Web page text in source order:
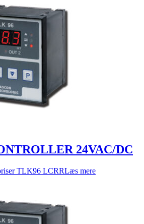
24VAC/DC
TLK96 LCRRLæs mere